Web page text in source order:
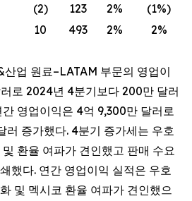
(2) 123 2%
(1%)
10 493 2% 2%
업 원료–LATAM 부문의 영업이
로 2024년 4분기보다 200만 달러
영업이익은 4억 9,300만 달러로
러 증가했다. 4분기 증가세는 우호
환율 여파가 견인했고 판매 수요
했다. 연간 영업이익 실적은 우호
및 멕시코 환율 여파가 견인했으